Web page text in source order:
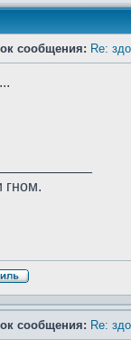
сообщения: Re:
гном.
сообщения: Re: